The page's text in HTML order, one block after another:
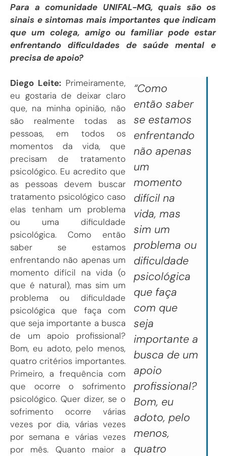
Para a comunidade UNIFAL-MG, quais são os
sinais e sintomas mais importantes que indicam
que um colega, amigo ou familiar pode estar
enfrentando dificuldades de saúde mental e
precisa de apoio?
“Como
então saber
se estamos
enfrentando
não apenas
um
momento
difícil na
vida, mas
sim um
problema ou
dificuldade
psicológica
que faça
com que
seja
importante a
busca de um
apoio
profissional?
Bom, eu
adoto, pelo
menos,
quatro
Diego Leite:Primeiramente,
eu gostaria de deixar claro
que, na minha opinião, não
são realmente todas as
pessoas, em todos os
momentos da vida, que
precisam de tratamento
psicológico. Eu acredito que
as pessoas devem buscar
tratamento psicológico caso
elas tenham um problema
ou uma dificuldade
psicológica. Como então
saber se estamos
enfrentando não apenas um
momento difícil na vida (o
que é natural), mas sim um
problema ou dificuldade
psicológica que faça com
que seja importante a busca
de um apoio profissional?
Bom, eu adoto, pelo menos,
quatro critérios importantes.
Primeiro, a frequência com
que ocorre o sofrimento
psicológico. Quer dizer, se o
sofrimento ocorre várias
vezes por dia, várias vezes
por semana e várias vezes
por mês. Quanto maior a